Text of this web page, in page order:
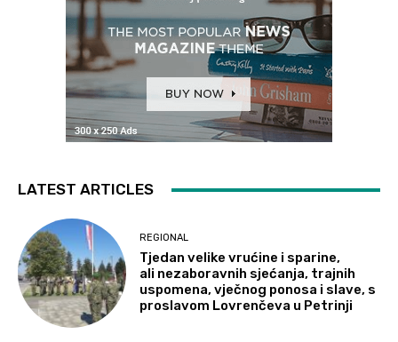
LATEST ARTICLES
REGIONAL
Tjedan velike vrućine i sparine,
ali nezaboravnih sjećanja, trajnih
uspomena, vječnog ponosa i slave, s
proslavom Lovrenčeva u Petrinji